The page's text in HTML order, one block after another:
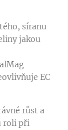
síranu
jakou
EC
růst a
roli při